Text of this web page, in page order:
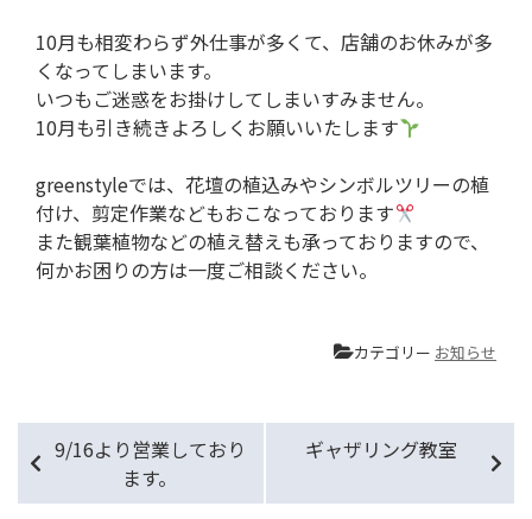
10月も相変わらず外仕事が多くて、店舗のお休みが多
くなってしまいます。
いつもご迷惑をお掛けしてしまいすみません。
10月も引き続きよろしくお願いいたします
greenstyleでは、花壇の植込みやシンボルツリーの植
付け、剪定作業などもおこなっております
また観葉植物などの植え替えも承っておりますので、
何かお困りの方は一度ご相談ください。
カテゴリー お知らせ
9/16より営業しており
ます。
ギャザリング教室